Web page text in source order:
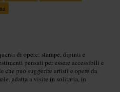
di opere: stampe, dipinti e
pensati per essere accessibili e
che può suggerire artisti e opere da
adatta a visite in solitaria, in